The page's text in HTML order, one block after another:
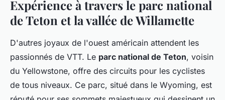
Expérience à travers le parc national
de Teton et la vallée de Willamette
D'autres joyaux de l'ouest américain attendent les
passionnés de VTT. Le parc national de Teton, voisin
du Yellowstone, offre des circuits pour les cyclistes
de tous niveaux. Ce parc, situé dans le Wyoming, est